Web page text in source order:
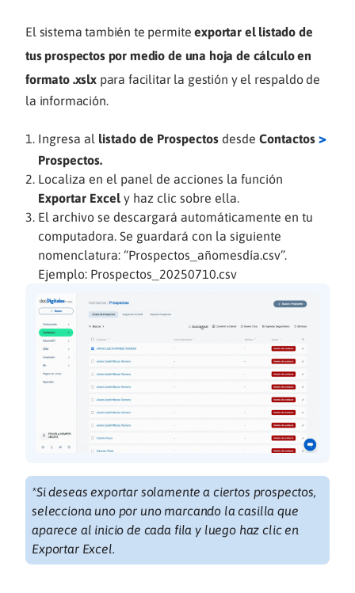
El sistema también te permiteexportar el listado de
tus prospectos por medio de una hoja de cálculo en
formato .xslx para facilitar la gestión y el respaldo de
la información.
Ingresa al listado de Prospectos desde Contactos >
Prospectos.
Localiza en el panel de acciones la función
Exportar Excel y haz clic sobre ella.
El archivo se descargará automáticamente en tu
computadora. Se guardará con la siguiente
nomenclatura: “Prospectos_añomesdía.csv”.
Ejemplo: Prospectos_20250710.csv
*Si deseas exportar solamente a ciertos prospectos,
selecciona uno por uno marcando la casilla que
aparece al inicio de cada fila y luego haz clic en
Exportar Excel.